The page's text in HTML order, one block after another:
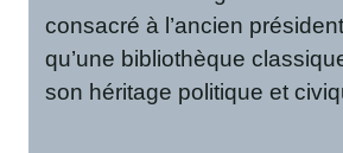
consacré à l’ancien
qu’une bibliothèque
son héritage politique et